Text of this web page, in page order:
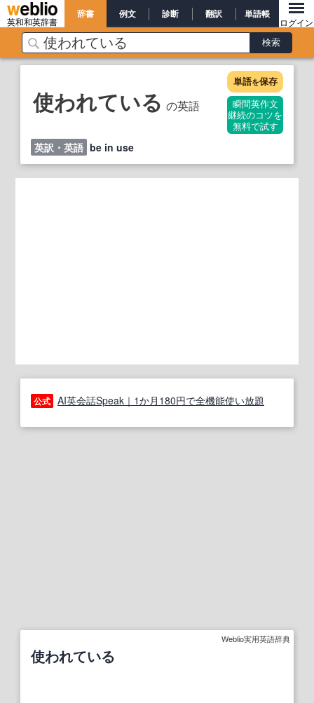
英和和英辞書
辞書 例文 診断 翻訳 単語帳
ログイン
使われている の英語
単語を保存
瞬間英作文
継続のコツを
無料で試す
英訳・英語 be in use
公式 AI英会話Speak｜1か月180円で全機能使い放題
Weblio実用英語辞典
使われている